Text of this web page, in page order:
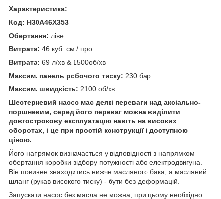
Характеристика:
Код: H30A46X353
Обертання: ліве
Витрата: 46 куб. см / про
Витрата: 69 л/хв & 1500об/хв
Максим. панель робочого тиску: 230 бар
Максим. швидкість: 2100 об/хв
Шестерневий насос має деякі переваги над аксіально-
поршневим, серед його переваг можна виділити
довгострокову експлуатацію навіть на високих
оборотах, і це при простій конструкції і доступною
ціною.
Його напрямок визначається у відповідності з напрямком
обертання коробки відбору потужності або електродвигуна.
Він повинен знаходитись нижче масляного бака, а масляний
шланг (рукав високого тиску) - бути без деформацій.
Запускати насос без масла не можна, при цьому необхідно